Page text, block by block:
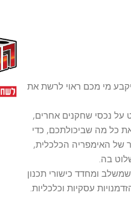
מי מכם ראוי לרשת את
נכסי שחקנים אחרים,
מה שביכולתכם, כדי
האימפריה הכלכלית,
בה.
ומחדד כישורי תכנון
עסקיות וכלכליות.